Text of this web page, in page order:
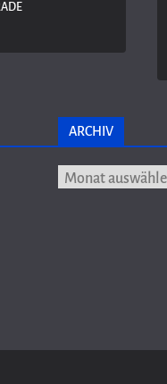
ARCHIV
Archiv